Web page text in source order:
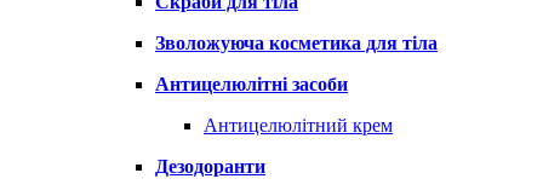
Зволожуюча косметика для тіла
Антицелюлітні засоби
Антицелюлітний крем
Дезодоранти